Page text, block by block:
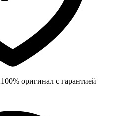
100% оригинал с гарантией